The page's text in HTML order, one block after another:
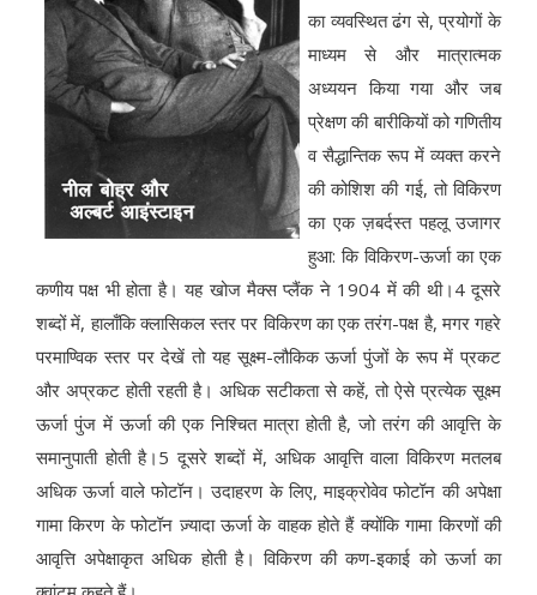
का व्यवस्थित ढंग से, प्रयोगों के
माध्यम से और मात्रात्मक
अध्ययन किया गया और जब
प्रेक्षण की बारीकियों को गणितीय
व सैद्धान्तिक रूप में व्यक्त करने
की कोशिश की गई, तो विकिरण
का एक ज़बर्दस्त पहलू उजागर
हुआ: कि विकिरण-ऊर्जा का एक
कणीय पक्ष भी होता है। यह खोज मैक्स प्लैंक ने 1904 में की थी।4 दूसरे
शब्दों में, हालाँकि क्लासिकल स्तर पर विकिरण का एक तरंग-पक्ष है, मगर गहरे
परमाण्विक स्तर पर देखें तो यह सूक्ष्म-लौकिक ऊर्जा पुंजों के रूप में प्रकट
और अप्रकट होती रहती है। अधिक सटीकता से कहें, तो ऐसे प्रत्येक सूक्ष्म
ऊर्जा पुंज में ऊर्जा की एक निश्चित मात्रा होती है, जो तरंग की आवृत्ति के
समानुपाती होती है।5 दूसरे शब्दों में, अधिक आवृत्ति वाला विकिरण मतलब
अधिक ऊर्जा वाले फोटॉन। उदाहरण के लिए, माइक्रोवेव फोटॉन की अपेक्षा
गामा किरण के फोटॉन ज़्यादा ऊर्जा के वाहक होते हैं क्योंकि गामा किरणों की
आवृत्ति अपेक्षाकृत अधिक होती है। विकिरण की कण-इकाई को ऊर्जा का